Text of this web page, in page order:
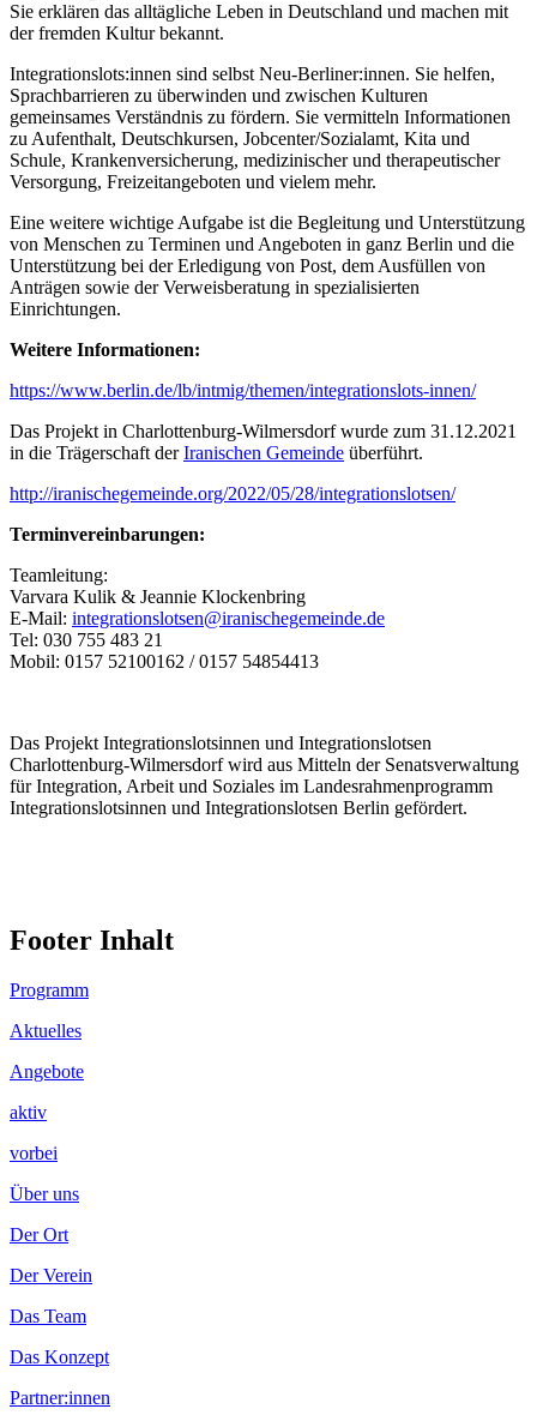
Sie erklären das alltägliche Leben in Deutschland und machen mit
der fremden Kultur bekannt.
Integrationslots:innen sind selbst Neu-Berliner:innen. Sie helfen,
Sprachbarrieren zu überwinden und zwischen Kulturen
gemeinsames Verständnis zu fördern. Sie vermitteln Informationen
zu Aufenthalt, Deutschkursen, Jobcenter/Sozialamt, Kita und
Schule, Krankenversicherung, medizinischer und therapeutischer
Versorgung, Freizeitangeboten und vielem mehr.
Eine weitere wichtige Aufgabe ist die Begleitung und Unterstützung
von Menschen zu Terminen und Angeboten in ganz Berlin und die
Unterstützung bei der Erledigung von Post, dem Ausfüllen von
Anträgen sowie der Verweisberatung in spezialisierten
Einrichtungen.
Weitere Informationen:
https://www.berlin.de/lb/intmig/themen/integrationslots-innen/
Das Projekt in Charlottenburg-Wilmersdorf wurde zum 31.12.2021
in die Trägerschaft derIranischen Gemeinde überführt.
http://iranischegemeinde.org/2022/05/28/integrationslotsen/
Terminvereinbarungen:
Teamleitung:
Varvara Kulik & Jeannie Klockenbring
E-Mail: integrationslotsen@iranischegemeinde.de
Tel: 030 755 483 21
Mobil: 0157 52100162 / 0157 54854413
Das Projekt Integrationslotsinnen und Integrationslotsen
Charlottenburg-Wilmersdorf wird aus Mitteln der Senatsverwaltung
für Integration, Arbeit und Soziales im Landesrahmenprogramm
Integrationslotsinnen und Integrationslotsen Berlin gefördert.
Footer Inhalt
Programm
Aktuelles
Angebote
aktiv
vorbei
Über uns
Der Ort
Der Verein
Das Team
Das Konzept
Partner:innen